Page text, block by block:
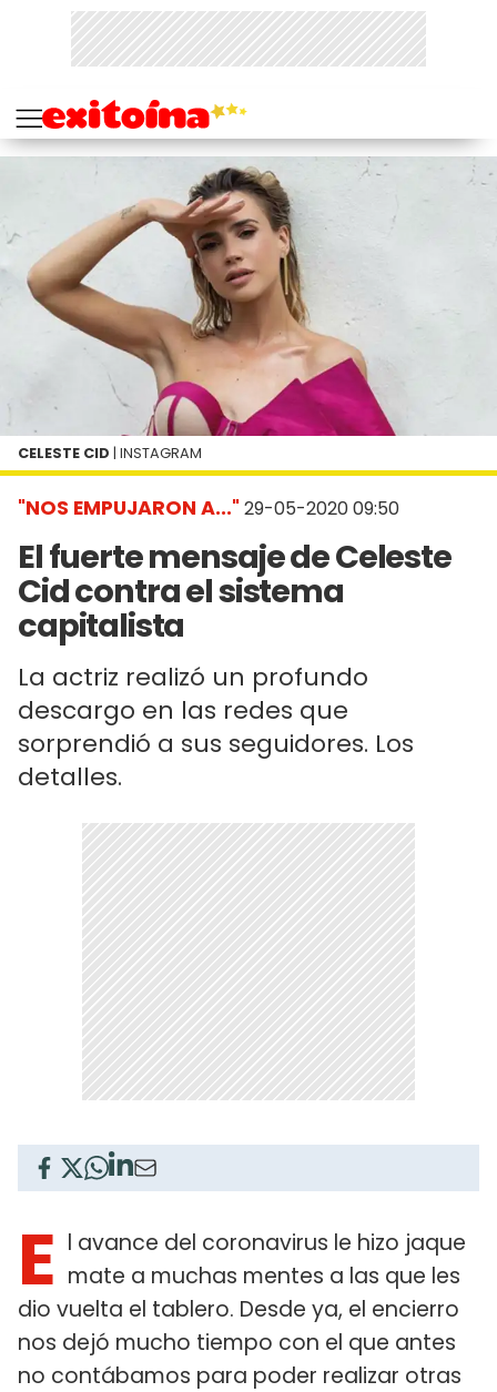
"NOS EMPUJARON A..."29-05-2020 09:50
El fuerte mensaje de Celeste
Cid contra el sistema
capitalista
La actriz realizó un profundo
descargo en las redes que
sorprendió a sus seguidores. Los
detalles.
CELESTE CID | INSTAGRAM
E l avance del coronavirus le hizo jaque
mate a muchas mentes a las que les
dio vuelta el tablero. Desde ya, el encierro
nos dejó mucho tiempo con el que antes
no contábamos para poder realizar otras